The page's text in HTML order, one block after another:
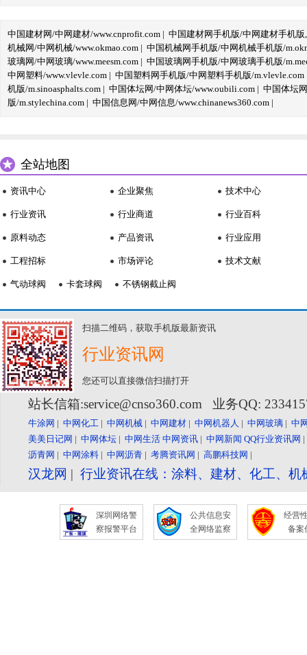
中国建材网/中网建材/www.cnprofit.com | 中国建材网手机版/中网建材手机版
机械网/中网机械/www.okmao.com | 中国机械网手机版/中网机械手机版/
玻璃网/中网玻璃/www.meesm.com | 中国玻璃网手机版/中网玻璃手机版/
中网塑料/www.vlevle.com | 中国塑料网手机版/中网塑料手机版/m.vlevle.com
机版/m.sinoasphalts.com | 中国体坛网/中网体坛/www.oubili.com | 中国体坛
版/m.stylechina.com | 中国信息网/中网信息/www.chinanews360.com |
全站地图
资讯中心
行业资讯
原料动态
工程招标
企业聚焦
行业商道
产品资讯
市场评论
技术中心
行业百科
行业应用
技术文献
气动球阀 卡套球阀 不锈钢截止阀
扫描二维码，获取手机版最新资讯
行业资讯网
您还可以直接微信扫描打开
站长信箱:service@cnso360.com 业务QQ:
牛涂网 | 中网化工 | 中网机械 | 中网建材 | 中网机器人 | 中网玻璃 | 中
美美日记网 | 中网体坛 | 中网生活 中网资讯 | 中网新闻 QQ行业资讯网
沥青网 | 中网涂料 | 中网沥青 | 考腾资讯网 | 高鹏科技网 |
汉龙网 | 行业资讯在线：涂料、建材、化工、
深圳网络警
察报警平台
公共信息安
全网络监察
经营
备案